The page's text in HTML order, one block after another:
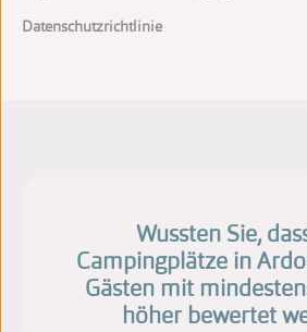
Datenschutzrichtlinie
Wussten Sie,
Campingplätze in
Gästen mit
höher bewertet